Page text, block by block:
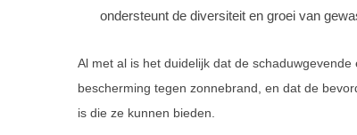
ondersteunt de diversiteit en groei van
Al met al is het duidelijk dat de
bescherming tegen zonnebrand, en dat de
is die ze kunnen bieden.